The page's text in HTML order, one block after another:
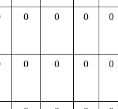
0 0 0 0
0 0 0 0